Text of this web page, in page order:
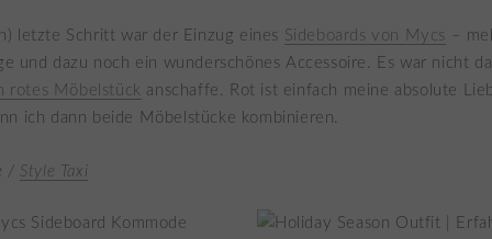
letzte Schritt war der Einzug eines Sideboards von Mycs –
und dazu noch ein wunderschönes Accessoire. Es war nicht
rotes Möbelstück anschaffe. Rot ist einfach meine absolute
ich dann beide Möbelstücke kombinieren.
/ Style Taxi